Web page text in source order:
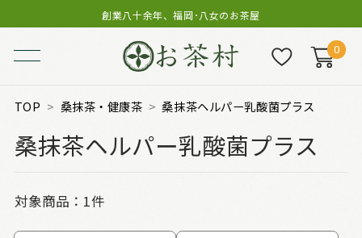
創業八十余年、福岡･八女のお茶屋
0
TOP 桑抹茶・健康茶 桑抹茶ヘルパー乳酸菌プラス
桑抹茶ヘルパー乳酸菌プラス
対象商品： 1件